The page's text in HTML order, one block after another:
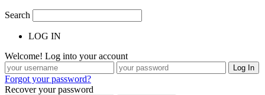
Search
LOG IN
Welcome! Log into your account
Forgot your password?
Recover your password